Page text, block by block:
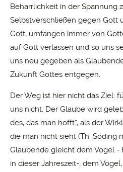
Beharrlichkeit in der Spannung
Selbstverschließen gegen Gott
Gott, umfangen immer von
auf Gott verlassen und so uns
uns neu gegeben als
Zukunft Gottes entgegen.
Der Weg ist hier nicht das Ziel:
uns nicht. Der Glaube wird
des, das man hofft”, als der
die man nicht sieht (Th. Söding
Glaubende gleicht dem Vogel -
in dieser Jahreszeit-, dem